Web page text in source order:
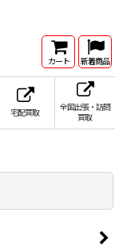
カート 新着商品
宅配買取
全国出張・訪問
買取